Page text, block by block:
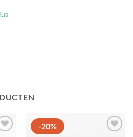
-20%